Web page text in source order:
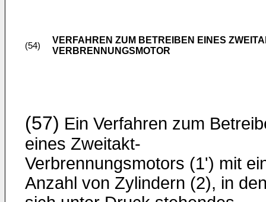
(54)
VERFAHREN ZUM BETREIBEN EINES
VERBRENNUNGSMOTOR
(57) Ein Verfahren zum
eines Zweitakt-
Verbrennungsmotors (1') mit
Anzahl von Zylindern (2), in